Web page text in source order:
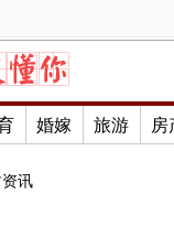
婚嫁 旅游 房
讯